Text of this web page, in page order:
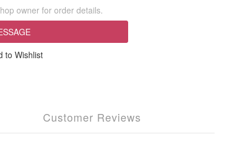
owner for order details.
to Wishlist
Customer Reviews